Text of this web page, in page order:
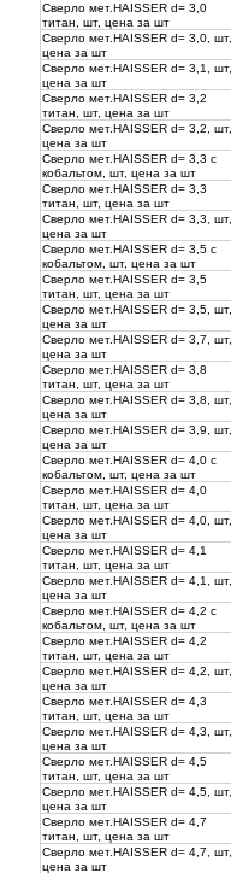
Сверло мет.HAISSER d= 3,0
титан, шт, цена за шт
Сверло мет.HAISSER d= 3,0, шт,
цена за шт
Сверло мет.HAISSER d= 3,1, шт,
цена за шт
Сверло мет.HAISSER d= 3,2
титан, шт, цена за шт
Сверло мет.HAISSER d= 3,2, шт,
цена за шт
Сверло мет.HAISSER d= 3,3 с
кобальтом, шт, цена за шт
Сверло мет.HAISSER d= 3,3
титан, шт, цена за шт
Сверло мет.HAISSER d= 3,3, шт,
цена за шт
Сверло мет.HAISSER d= 3,5 с
кобальтом, шт, цена за шт
Сверло мет.HAISSER d= 3,5
титан, шт, цена за шт
Сверло мет.HAISSER d= 3,5, шт,
цена за шт
Сверло мет.HAISSER d= 3,7, шт,
цена за шт
Сверло мет.HAISSER d= 3,8
титан, шт, цена за шт
Сверло мет.HAISSER d= 3,8, шт,
цена за шт
Сверло мет.HAISSER d= 3,9, шт,
цена за шт
Сверло мет.HAISSER d= 4,0 с
кобальтом, шт, цена за шт
Сверло мет.HAISSER d= 4,0
титан, шт, цена за шт
Сверло мет.HAISSER d= 4,0, шт,
цена за шт
Сверло мет.HAISSER d= 4,1
титан, шт, цена за шт
Сверло мет.HAISSER d= 4,1, шт,
цена за шт
Сверло мет.HAISSER d= 4,2 с
кобальтом, шт, цена за шт
Сверло мет.HAISSER d= 4,2
титан, шт, цена за шт
Сверло мет.HAISSER d= 4,2, шт,
цена за шт
Сверло мет.HAISSER d= 4,3
титан, шт, цена за шт
Сверло мет.HAISSER d= 4,3, шт,
цена за шт
Сверло мет.HAISSER d= 4,5
титан, шт, цена за шт
Сверло мет.HAISSER d= 4,5, шт,
цена за шт
Сверло мет.HAISSER d= 4,7
титан, шт, цена за шт
Сверло мет.HAISSER d= 4,7, шт,
цена за шт